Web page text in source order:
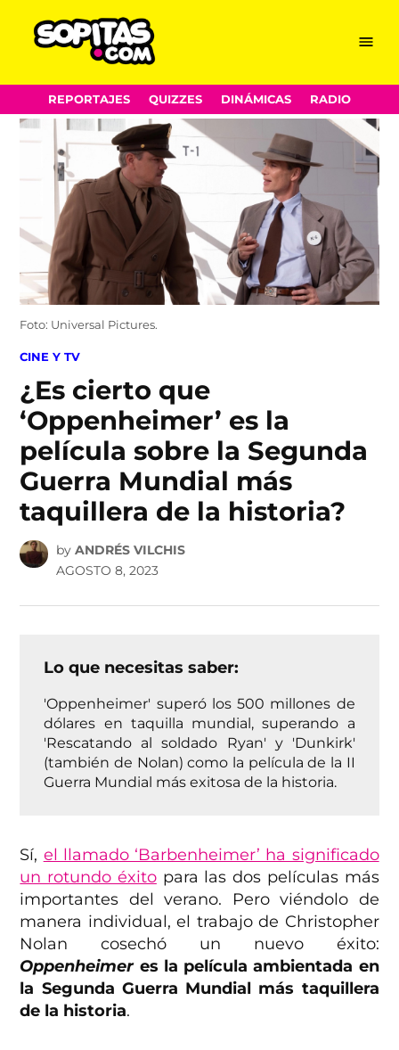
Skip
to
content
Menu
REPORTAJES QUIZZES DINÁMICAS RADIO
Foto: Universal Pictures.
POSTED
CINE Y TV
¿Es cierto que
‘Oppenheimer’ es la
película sobre la Segunda
Guerra Mundial más
taquillera de la historia?
by ANDRÉS VILCHIS
AGOSTO 8, 2023
Lo que necesitas saber:
'Oppenheimer' superó los 500 millones de
dólares en taquilla mundial, superando a
'Rescatando al soldado Ryan' y 'Dunkirk'
(también de Nolan) como la película de la II
Guerra Mundial más exitosa de la historia.
Sí, el llamado ‘Barbenheimer’ ha significado
un rotundo éxitopara las dos películas más
importantes del verano. Pero viéndolo de
manera individual, el trabajo de Christopher
Nolan cosechó un nuevo éxito:
Oppenheimeres la película ambientada en
la Segunda Guerra Mundial más taquillera
de la historia.